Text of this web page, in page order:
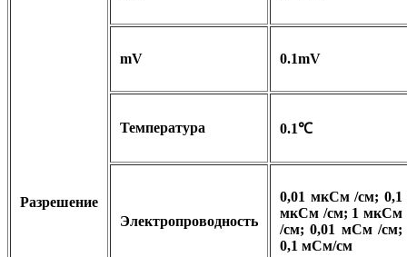
Разрешение
mV 0.1mV
Температура 0.1℃
Электропроводность
0,01 мкСм /см; 0,1
мкСм /см; 1 мкСм
/см; 0,01 мСм /см;
0,1 мСм/см